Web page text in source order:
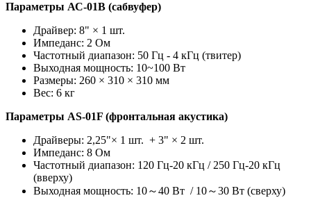
Параметры АС-01В (сабвуфер)
Драйвер: 8" × 1 шт.
Импеданс: 2 Ом
Частотный диапазон: 50 Гц - 4 кГц (твитер)
Выходная мощность: 10~100 Вт
Размеры: 260 × 310 × 310 мм
Вес: 6 кг
Параметры AS-01F (фронтальная акустика)
Драйверы: 2,25"× 1 шт. + 3" × 2 шт.
Импеданс: 8 Ом
Частотный диапазон: 120 Гц-20 кГц / 250 Гц-20 кГц
(вверху)
Выходная мощность: 10～40 Вт / 10～30 Вт (сверху)